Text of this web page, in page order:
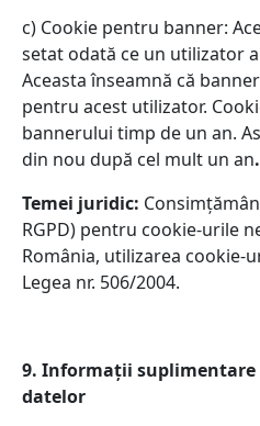
c) Cookie pentru banner:
setat odată ce un utilizator
Aceasta înseamnă că
pentru acest utilizator.
bannerului timp de un an.
din nou după cel mult un an.
Temei juridic:
RGPD) pentru cookie-urile
România, utilizarea cookie-
Legea nr. 506/2004.
9. Informații
datelor